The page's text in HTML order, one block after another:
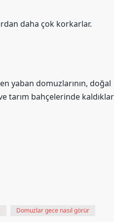
daha çok korkarlar.
yaban domuzlarının, doğal
tarım bahçelerinde
Domuzlar gece nasıl görür